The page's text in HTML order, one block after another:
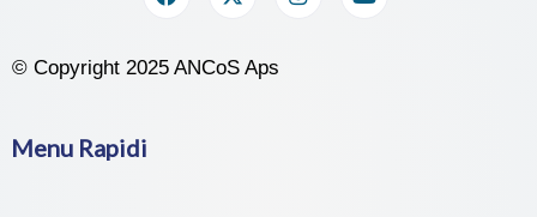
© Copyright 2025 ANCoS Aps
Menu Rapidi